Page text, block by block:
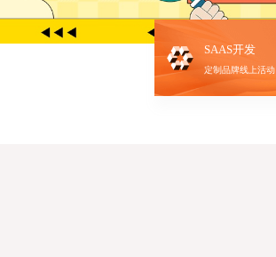
SAAS开发
定制品牌线上活动